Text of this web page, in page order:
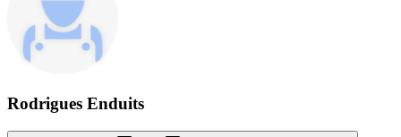
Rodrigues Enduits